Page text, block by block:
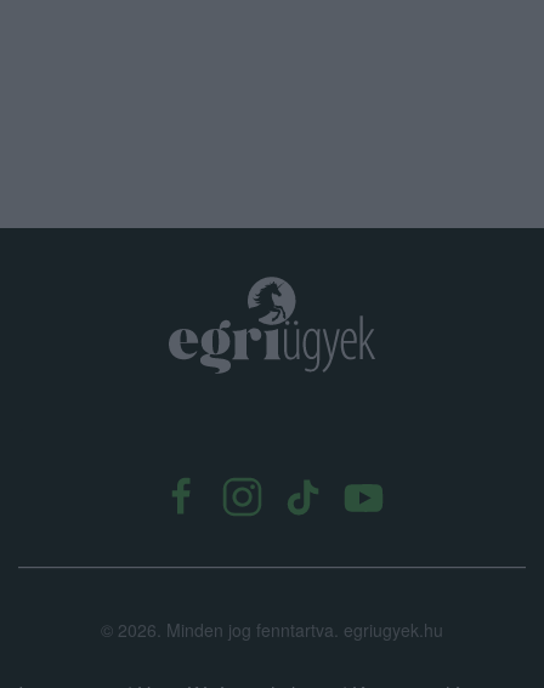
© 2026. Minden jog fenntartva. egriugyek.hu